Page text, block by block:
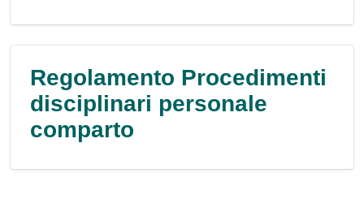
Regolamento Procedimenti
disciplinari personale
comparto